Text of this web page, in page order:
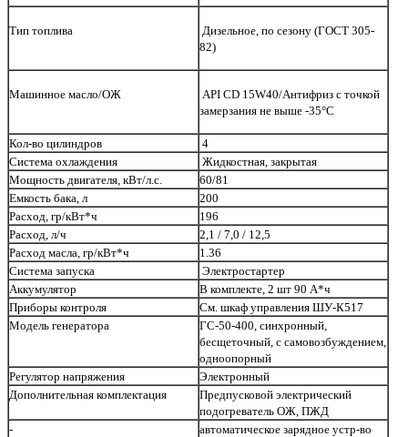
Тип топлива
Дизельное, по сезону (ГОСТ 305-
82)
Машинное масло/ОЖ
API CD 15W40/Антифриз с точкой
замерзания не выше -35°С
Кол-во цилиндров
4
Система охлаждения
Жидкостная, закрытая
Мощность двигателя, кВт/л.с.
60/81
Емкость бака, л
200
Расход, гр/кВт*ч
196
Расход, л/ч
2,1 / 7,0 / 12,5
Расход масла, гр/кВт*ч
1.36
Система запуска
Электростартер
Аккумулятор
В комплекте, 2 шт 90 А*ч
Приборы контроля
См. шкаф управления ШУ-К517
Модель генератора
ГС-50-400, синхронный,
бесщеточный, с самовозбуждением,
одноопорный
Регулятор напряжения
Электронный
Дополнительная комплектация
Предпусковой электрический
подогреватель ОЖ, ПЖД
-
автоматическое зарядное устр-во